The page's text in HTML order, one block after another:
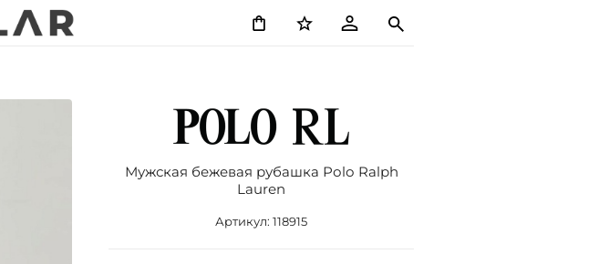
Мужская бежевая рубашка Роlо Ralрh
Lаurеn
Артикул: 118915